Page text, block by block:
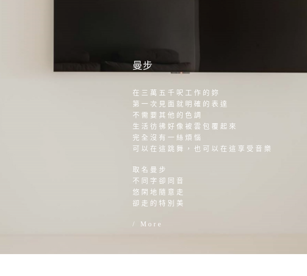
曼步
在三萬五千呎工作的妳
第一次見面就明確的表達
不需要其他的色調
生活彷彿好像被雲包覆起來
完全沒有一絲煩惱
可以在這跳舞，也可以在這享受音樂
取名曼步
不同字卻同音
悠閑地隨意走
卻走的特別美
/ More